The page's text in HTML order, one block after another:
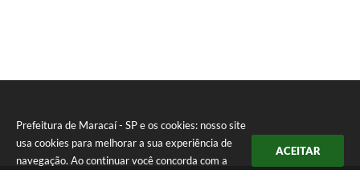
Prefeitura de Maracaí - SP e os cookies: nosso site
usa cookies para melhorar a sua experiência de
navegação. Ao continuar você concorda com a
ACEITAR